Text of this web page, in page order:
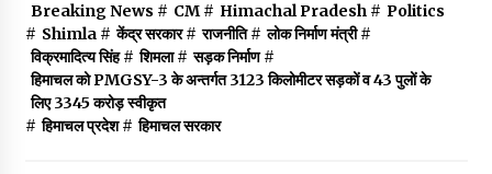
Breaking News # CM# Himachal Pradesh# Politics
# Shimla# केंद्र सरकार# राजनीति# लोक निर्माण मंत्री#
विक्रमादित्य सिंह# शिमला# सड़क निर्माण#
हिमाचल को PMGSY-3 के अन्तर्गत 3123 किलोमीटर सड़कों व 43 पुलों के
लिए 3345 करोड़ स्वीकृत
# हिमाचल प्रदेश# हिमाचल सरकार